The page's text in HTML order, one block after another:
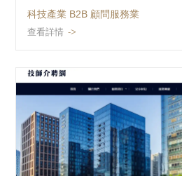
科技產業 B2B 顧問服務業
查看詳情